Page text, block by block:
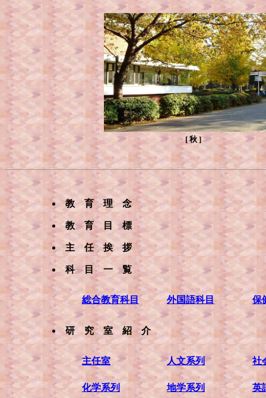
[ 秋 ]
教 育 理 念
教 育 目 標
主 任 挨 拶
科 目 一 覧
総合教育科目 外国語科目 保
研 究 室 紹 介
主任室 人文系列 社
化学系列 地学系列 英